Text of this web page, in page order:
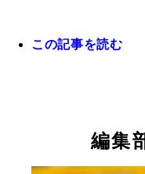
この記事を読む
編集